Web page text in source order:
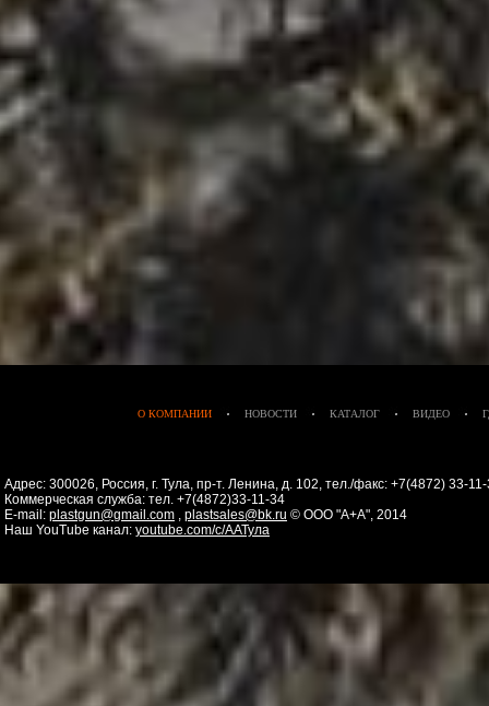
О КОМПАНИИ НОВОСТИ КАТАЛОГ ВИДЕО
Адрес: 300026, Россия, г. Тула, пр-т. Ленина, д. 102, тел./факс: +7(4872) 33-
Коммерческая служба: тел. +7(4872)33-11-34
E-mail: plastgun@gmail.com , plastsales@bk.ru © ООО "А+А", 2014
Наш YouTube канал: youtube.com/c/ААТула